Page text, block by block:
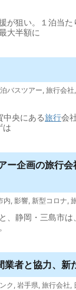
が狙い。１泊当た
大半額に
バスツアー, 旅行会社,
中央にある旅行会
は
ー企画の旅行
内, 影響, 新型コロナ,
、静岡・三島市は
業者と協力、新
ク , 岩手県, 旅行会社,